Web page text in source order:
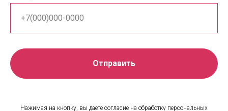
Отправить
Нажимая на кнопку, вы даете согласие на обработку персональных